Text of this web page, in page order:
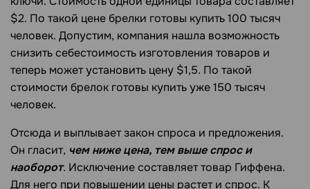
$2. По такой цене брелки готовы купить 100 тысяч
человек. Допустим, компания нашла возможность
снизить себестоимость изготовления товаров и
теперь может установить цену $1,5. По такой
стоимости брелок готовы купить уже 150 тысяч
человек.
Отсюда и выплывает закон спроса и предложения.
Он гласит, чем ниже цена, тем выше спрос и
наоборот. Исключение составляет товар Гиффена.
Для него при повышении цены растет и спрос. К